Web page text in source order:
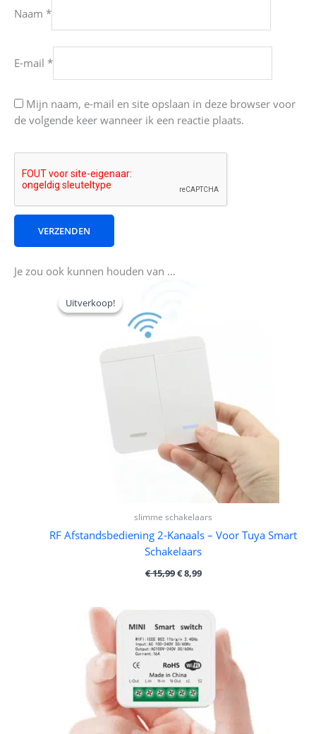
Naam *
E-mail *
Mijn naam, e-mail en site opslaan in deze browser voor
de volgende keer wanneer ik een reactie plaats.
Je zou ook kunnen houden van …
Uitverkoop!
Uitverkoop!
slimme schakelaars
RF Afstandsbediening 2-Kanaals – Voor Tuya Smart
Schakelaars
€15,99€8,99